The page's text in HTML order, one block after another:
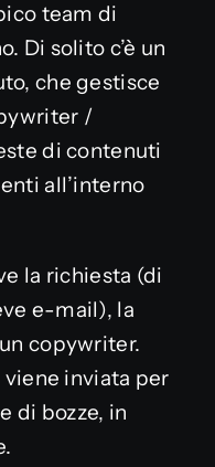
team di
Di solito c’è un
che gestisce
/
di contenuti
all’interno
la richiesta (di
e-mail), la
copywriter.
viene inviata per
di bozze, in